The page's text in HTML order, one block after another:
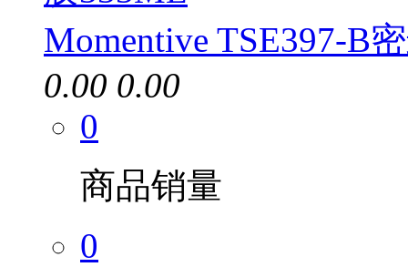
Momentive TSE397-B
0.00 0.00
0
商品销量
0